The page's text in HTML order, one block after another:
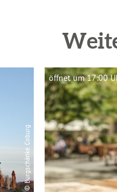
© Burgschänke Coburg
öffnet um 17:00